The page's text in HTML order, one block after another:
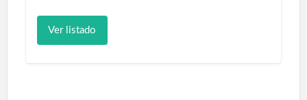
tratadas ayudará a recuperar la fuerza y
recomposición de las fibras musculares.
Cada sesión se aplicará la onda de Choque
Ver listado